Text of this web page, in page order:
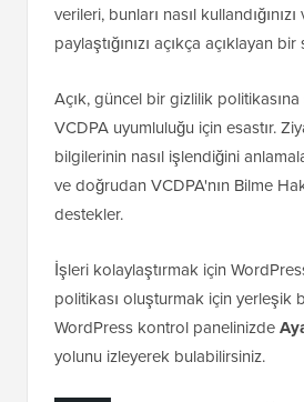
verileri, bunları nasıl
paylaştığınızı açıkça açıklayan bir
Açık, güncel bir gizlilik
VCDPA uyumluluğu için esastır.
bilgilerinin nasıl işlendiğini
ve doğrudan VCDPA'nın Bilme
destekler.
İşleri kolaylaştırmak için
politikası oluşturmak için yerleşik
WordPress kontrol panelinizde
yolunu izleyerek bulabilirsiniz.